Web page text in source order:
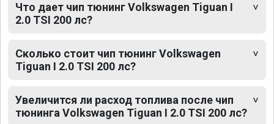
Что дает чип тюнинг Volkswagen Tiguan I
2.0 TSI 200 лс?
Сколько стоит чип тюнинг Volkswagen
Tiguan I 2.0 TSI 200 лс?
Увеличится ли расход топлива после чип
тюнинга Volkswagen Tiguan I 2.0 TSI 200 лс?